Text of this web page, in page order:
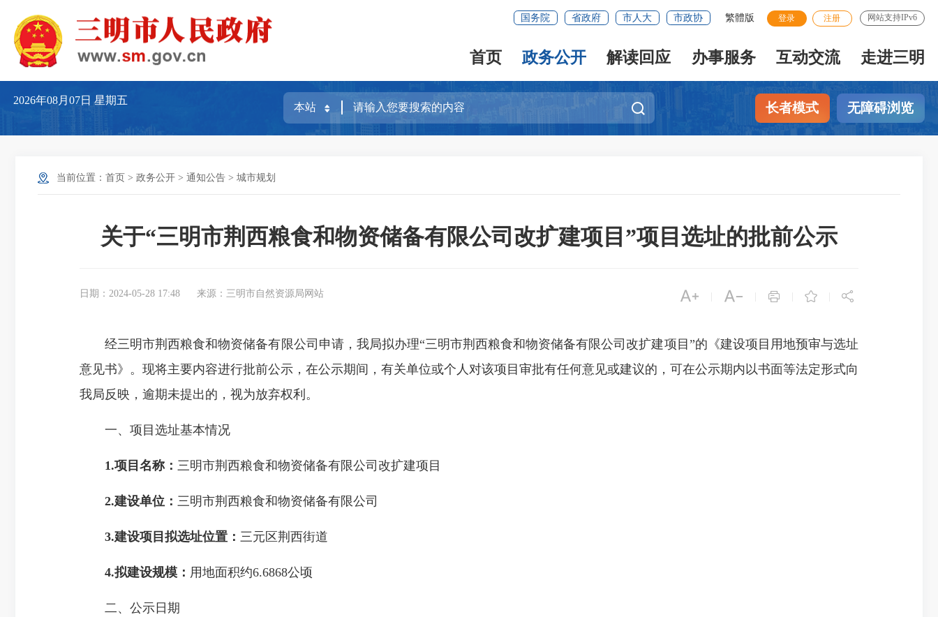
国务院 省政府 市人大 市政协 繁體版 登录 注册 网站支持IPv6
首页 政务公开 解读回应 办事服务 互动交流 走进三明
2026年08月07日星期五
长者模式 无障碍浏览
当前位置： 首页 > 政务公开 > 通知公告 > 城市规划
关于“三明市荆西粮食和物资储备有限公司改扩建项目”项目选址的批前公示
日期：2024-05-28 17:48 来源：三明市自然资源局网站     
经三明市荆西粮食和物资储备有限公司申请，我局拟办理“三明市荆西粮食和物资储备有限公司改扩建项目”的《建设项目用地预审与选址
意见书》。现将主要内容进行批前公示，在公示期间，有关单位或个人对该项目审批有任何意见或建议的，可在公示期内以书面等法定形式向
我局反映，逾期未提出的，视为放弃权利。
一、项目选址基本情况
1.项目名称： 三明市荆西粮食和物资储备有限公司改扩建项目
2.建设单位： 三明市荆西粮食和物资储备有限公司
3.建设项目拟选址位置： 三元区荆西街道
4.拟建设规模： 用地面积约6.6868公顷
二、公示日期